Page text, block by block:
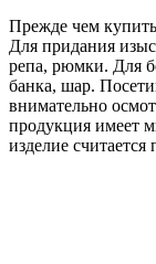
Прежде чем
Для придания
репа, рюмки. Для
банка, шар.
внимательно
продукция имеет
изделие